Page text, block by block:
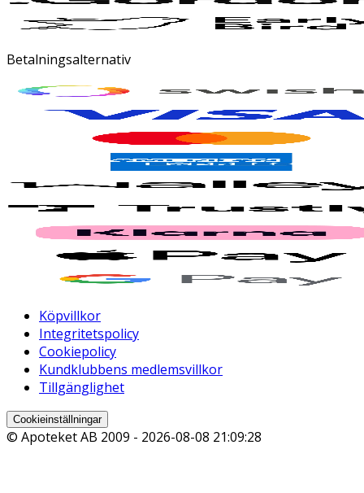
Betalningsalternativ
Köpvillkor
Integritetspolicy
Cookiepolicy
Kundklubbens medlemsvillkor
Tillgänglighet
Cookieinställningar
© Apoteket AB 2009 - 2026-08-08 21:09:28